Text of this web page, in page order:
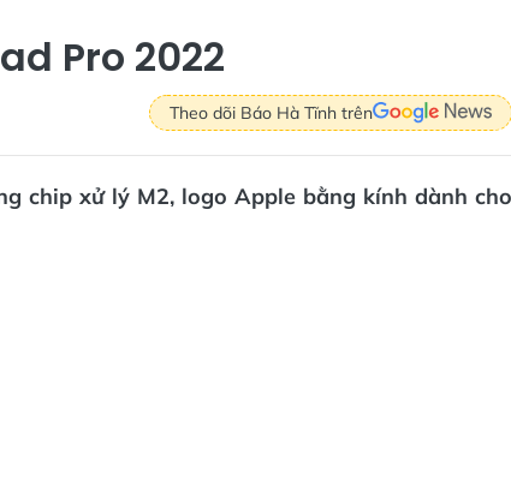
Pro 2022
Theo dõi Báo Hà Tĩnh trên
chip xử lý M2, logo Apple bằng kính dành cho